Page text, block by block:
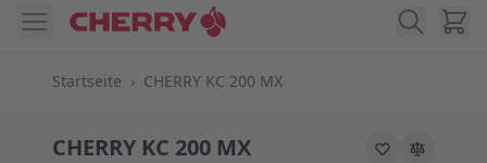
Startseite › CHERRY KC 200 MX
CHERRY KC 200 MX